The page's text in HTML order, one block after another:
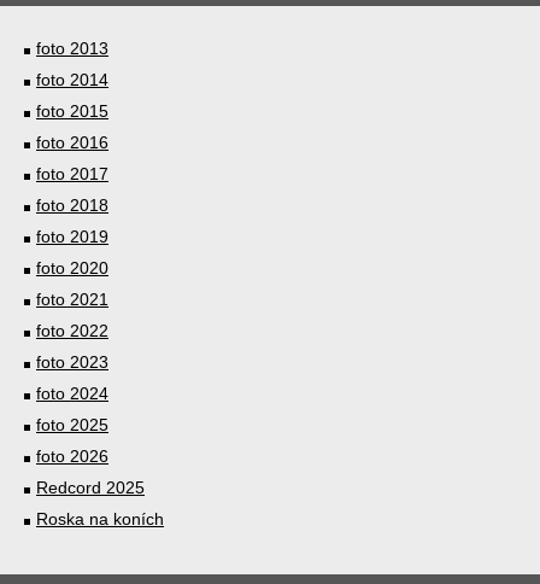
foto 2013
foto 2014
foto 2015
foto 2016
foto 2017
foto 2018
foto 2019
foto 2020
foto 2021
foto 2022
foto 2023
foto 2024
foto 2025
foto 2026
Redcord 2025
Roska na koních